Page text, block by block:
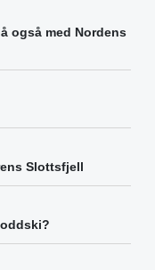
også med Nordens
Slottsfjell